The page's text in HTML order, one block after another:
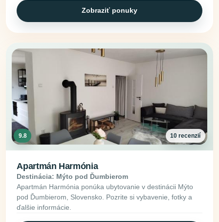
Zobraziť ponuky
9.8 10 recenzií
Apartmán Harmónia
Destinácia: Mýto pod Ďumbierom
Apartmán Harmónia ponúka ubytovanie v destinácii Mýto
pod Ďumbierom, Slovensko. Pozrite si vybavenie, fotky a
ďalšie informácie.